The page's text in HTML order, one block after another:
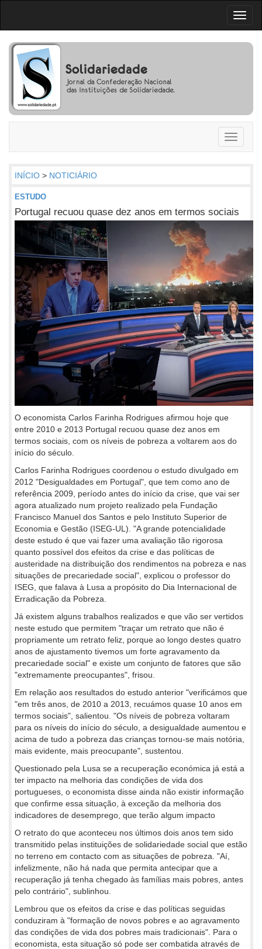
Toggle
INÍCIO > NOTICIÁRIO
ESTUDO
Portugal recuou quase dez anos em termos sociais
O economista Carlos Farinha Rodrigues afirmou hoje que
entre 2010 e 2013 Portugal recuou quase dez anos em
termos sociais, com os níveis de pobreza a voltarem aos do
início do século.
Carlos Farinha Rodrigues coordenou o estudo divulgado em
2012 "Desigualdades em Portugal", que tem como ano de
referência 2009, período antes do início da crise, que vai ser
agora atualizado num projeto realizado pela Fundação
Francisco Manuel dos Santos e pelo Instituto Superior de
Economia e Gestão (ISEG-UL). "A grande potencialidade
deste estudo é que vai fazer uma avaliação tão rigorosa
quanto possível dos efeitos da crise e das políticas de
austeridade na distribuição dos rendimentos na pobreza e nas
situações de precariedade social", explicou o professor do
ISEG, que falava à Lusa a propósito do Dia Internacional de
Erradicação da Pobreza.
Já existem alguns trabalhos realizados e que vão ser vertidos
neste estudo que permitem "traçar um retrato que não é
propriamente um retrato feliz, porque ao longo destes quatro
anos de ajustamento tivemos um forte agravamento da
precariedade social" e existe um conjunto de fatores que são
"extremamente preocupantes", frisou.
Em relação aos resultados do estudo anterior "verificámos que
"em três anos, de 2010 a 2013, recuámos quase 10 anos em
termos sociais", salientou. "Os níveis de pobreza voltaram
para os níveis do início do século, a desigualdade aumentou e
acima de tudo a pobreza das crianças tornou-se mais notória,
mais evidente, mais preocupante", sustentou.
Questionado pela Lusa se a recuperação económica já está a
ter impacto na melhoria das condições de vida dos
portugueses, o economista disse ainda não existir informação
que confirme essa situação, à exceção da melhoria dos
indicadores de desemprego, que terão algum impacto
O retrato do que aconteceu nos últimos dois anos tem sido
transmitido pelas instituições de solidariedade social que estão
no terreno em contacto com as situações de pobreza. "Aí,
infelizmente, não há nada que permita antecipar que a
recuperação já tenha chegado às famílias mais pobres, antes
pelo contrário", sublinhou.
Lembrou que os efeitos da crise e das políticas seguidas
conduziram à "formação de novos pobres e ao agravamento
das condições de vida dos pobres mais tradicionais". Para o
economista, esta situação só pode ser combatida através de